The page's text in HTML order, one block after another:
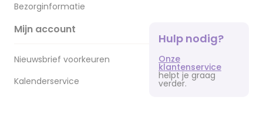
Bezorginformatie
Mijn account
Nieuwsbrief voorkeuren
Kalenderservice
Hulp nodig?
Onze
klantenservice
helpt je graag
verder.